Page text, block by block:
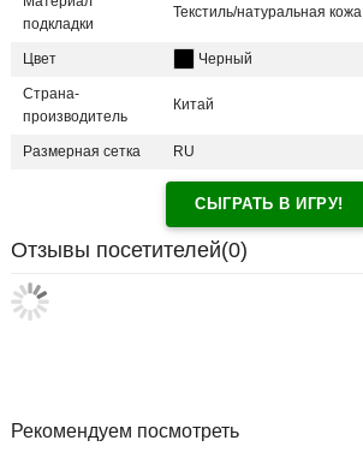
подкладки
Текстиль/натуральная кожа
Цвет Черный
Страна-
производитель
Китай
Размерная сетка RU
СЫГРАТЬ В ИГРУ!
Отзывы посетителей(0)
Рекомендуем посмотреть